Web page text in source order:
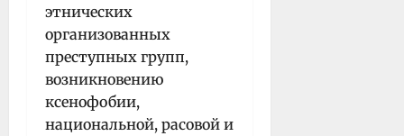
этнических
организованных
преступных групп,
возникновению
ксенофобии,
национальной, расовой и